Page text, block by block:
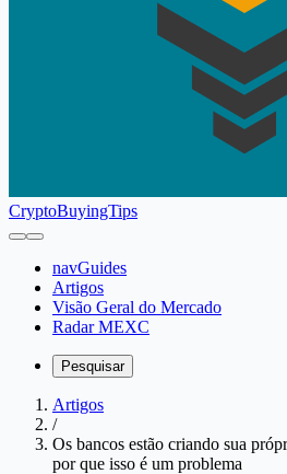
CryptoBuyingTips
navGuides
Artigos
Visão Geral do Mercado
Radar MEXC
Pesquisar
Artigos
/
Os bancos estão criando sua
por que isso é um problema